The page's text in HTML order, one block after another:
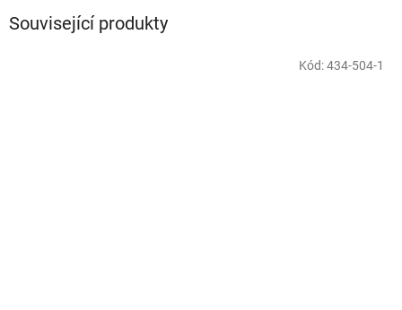
Související produkty
Kód:434-504-1